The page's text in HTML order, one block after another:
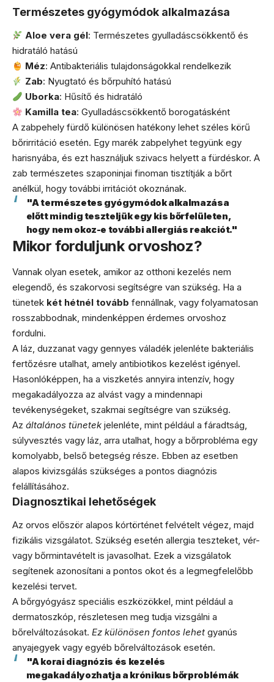
Természetes gyógymódok alkalmazása
Aloe vera gél: Természetes gyulladáscsökkentő és
hidratáló hatású
Méz: Antibakteriális tulajdonságokkal rendelkezik
Zab: Nyugtató és bőrpuhító hatású
Uborka: Hűsítő és hidratáló
Kamilla tea: Gyulladáscsökkentő borogatásként
A zabpehely fürdő különösen hatékony lehet széles körű
bőrirritáció esetén. Egy marék zabpelyhet tegyünk egy
harisnyába, és ezt használjuk szivacs helyett a fürdéskor. A
zab természetes szaponinjai finoman tisztítják a bőrt
anélkül, hogy további irritációt okoznának.
"A természetes gyógymódok alkalmazása
előtt mindig teszteljük egy kis bőrfelületen,
hogy nem okoz-e további allergiás reakciót."
Mikor forduljunk orvoshoz?
Vannak olyan esetek, amikor az otthoni kezelés nem
elegendő, és szakorvosi segítségre van szükség. Ha a
tünetek két hétnél tovább fennállnak, vagy folyamatosan
rosszabbodnak, mindenképpen érdemes orvoshoz
fordulni.
A láz, duzzanat vagy gennyes váladék jelenléte bakteriális
fertőzésre utalhat, amely antibiotikos kezelést igényel.
Hasonlóképpen, ha a viszketés annyira intenzív, hogy
megakadályozza az alvást vagy a mindennapi
tevékenységeket, szakmai segítségre van szükség.
Az általános tünetek jelenléte, mint például a fáradtság,
súlyvesztés vagy láz, arra utalhat, hogy a bőrprobléma egy
komolyabb, belső betegség része. Ebben az esetben
alapos kivizsgálás szükséges a pontos diagnózis
felállításához.
Diagnosztikai lehetőségek
Az orvos először alapos kórtörténet felvételt végez, majd
fizikális vizsgálatot. Szükség esetén allergia teszteket, vér-
vagy bőrmintavételt is javasolhat. Ezek a vizsgálatok
segítenek azonosítani a pontos okot és a legmegfelelőbb
kezelési tervet.
A bőrgyógyász speciális eszközökkel, mint például a
dermatoszkóp, részletesen meg tudja vizsgálni a
bőrelváltozásokat. Ez különösen fontos lehet gyanús
anyajegyek vagy egyéb bőrelváltozások esetén.
"A korai diagnózis és kezelés
megakadályozhatja a krónikus bőrproblémák